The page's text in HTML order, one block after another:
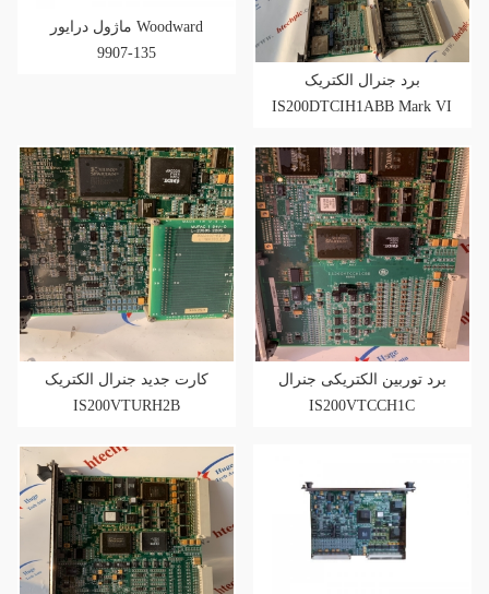
ماژول درایور Woodward
9907-135
برد جنرال الکتریک
IS200DTCIH1ABB Mark VI
کارت جدید جنرال الکتریک
IS200VTURH2B
برد توربین الکتریکی جنرال
IS200VTCCH1C